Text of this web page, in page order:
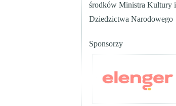
środków Ministra Kultury i
Dziedzictwa Narodowego
Sponsorzy